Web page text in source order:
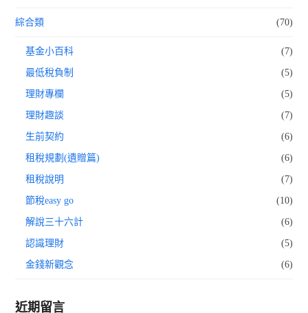
綜合類 (70)
基金小百科 (7)
最低稅負制 (5)
理財專欄 (5)
理財趣談 (7)
生前契約 (6)
租稅規劃(遺贈篇) (6)
租稅說明 (7)
節稅easy go (10)
解說三十六計 (6)
認識理財 (5)
金錢新觀念 (6)
近期留言